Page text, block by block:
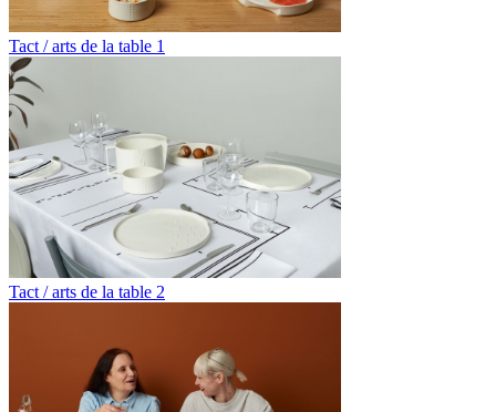
Tact / arts de la table 1
Tact / arts de la table 2